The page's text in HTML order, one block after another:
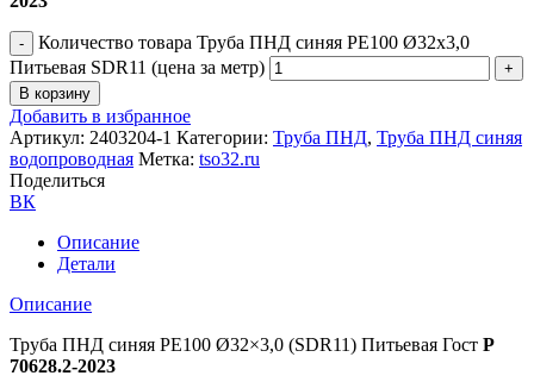
Количество товара Труба ПНД синяя РЕ100 Ø32x3,0
Питьевая SDR11 (цена за метр)
В корзину
Добавить в избранное
Артикул: 2403204-1 Категории: Труба ПНД, Труба ПНД синяя
водопроводная Метка: tso32.ru
Поделиться
ВК
Описание
Детали
Описание
Труба ПНД синяя РЕ100 Ø32×3,0 (SDR11) Питьевая Гост Р
70628.2-2023